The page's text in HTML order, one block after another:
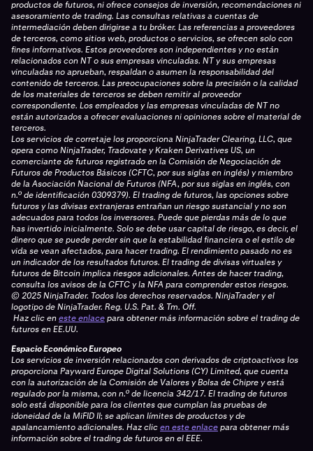
productos de futuros, ni ofrece consejos de inversión, recomendaciones ni
asesoramiento de trading. Las consultas relativas a cuentas de
intermediación deben dirigirse a tu bróker. Las referencias a proveedores
de terceros, como sitios web, productos o servicios, se ofrecen solo con
fines informativos. Estos proveedores son independientes y no están
relacionados con NT o sus empresas vinculadas. NT y sus empresas
vinculadas no aprueban, respaldan o asumen la responsabilidad del
contenido de terceros. Las preocupaciones sobre la precisión o la calidad
de los materiales de terceros se deben remitir al proveedor
correspondiente. Los empleados y las empresas vinculadas de NT no
están autorizados a ofrecer evaluaciones ni opiniones sobre el material de
terceros.
Los servicios de corretaje los proporciona NinjaTrader Clearing, LLC, que
opera como NinjaTrader, Tradovate y Kraken Derivatives US, un
comerciante de futuros registrado en la Comisión de Negociación de
Futuros de Productos Básicos (CFTC, por sus siglas en inglés) y miembro
de la Asociación Nacional de Futuros (NFA, por sus siglas en inglés, con
n.º de identificación 0309379). El trading de futuros, las opciones sobre
futuros y las divisas extranjeras entrañan un riesgo sustancial y no son
adecuados para todos los inversores. Puede que pierdas más de lo que
has invertido inicialmente. Solo se debe usar capital de riesgo, es decir, el
dinero que se puede perder sin que la estabilidad financiera o el estilo de
vida se vean afectados, para hacer trading. El rendimiento pasado no es
un indicador de los resultados futuros. El trading de divisas virtuales y
futuros de Bitcoin implica riesgos adicionales. Antes de hacer trading,
consulta los avisos de la CFTC y la NFA para comprender estos riesgos.
© 2025 NinjaTrader. Todos los derechos reservados. NinjaTrader y el
logotipo de NinjaTrader. Reg. U.S. Pat. & Tm. Off.
Haz clic eneste enlacepara obtener más información sobre el trading de
futuros en EE.UU.
Espacio Económico Europeo
Los servicios de inversión relacionados con derivados de criptoactivos los
proporciona Payward Europe Digital Solutions (CY) Limited, que cuenta
con la autorización de la Comisión de Valores y Bolsa de Chipre y está
regulado por la misma, con n.º de licencia 342/17. El trading de futuros
solo está disponible para los clientes que cumplan las pruebas de
idoneidad de la MiFID II; se aplican límites de productos y de
apalancamiento adicionales. Haz clicen este enlacepara obtener más
información sobre el trading de futuros en el EEE.